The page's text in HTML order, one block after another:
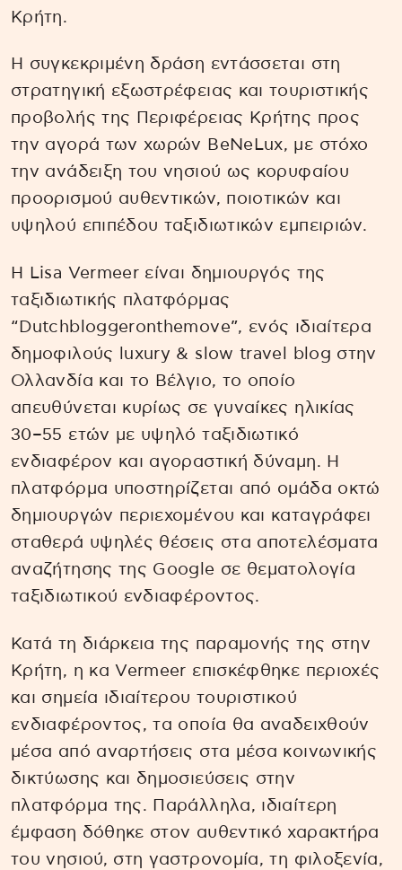
Κρήτη.
Η συγκεκριμένη δράση εντάσσεται στη
στρατηγική εξωστρέφειας και τουριστικής
προβολής της Περιφέρειας Κρήτης προς
την αγορά των χωρών BeNeLux, με στόχο
την ανάδειξη του νησιού ως κορυφαίου
προορισμού αυθεντικών, ποιοτικών και
υψηλού επιπέδου ταξιδιωτικών εμπειριών.
Η Lisa Vermeer είναι δημιουργός της
ταξιδιωτικής πλατφόρμας
“Dutchbloggeronthemove”, ενός ιδιαίτερα
δημοφιλούς luxury & slow travel blog στην
Ολλανδία και το Βέλγιο, το οποίο
απευθύνεται κυρίως σε γυναίκες ηλικίας
30–55 ετών με υψηλό ταξιδιωτικό
ενδιαφέρον και αγοραστική δύναμη. Η
πλατφόρμα υποστηρίζεται από ομάδα οκτώ
δημιουργών περιεχομένου και καταγράφει
σταθερά υψηλές θέσεις στα αποτελέσματα
αναζήτησης της Google σε θεματολογία
ταξιδιωτικού ενδιαφέροντος.
Κατά τη διάρκεια της παραμονής της στην
Κρήτη, η κα Vermeer επισκέφθηκε περιοχές
και σημεία ιδιαίτερου τουριστικού
ενδιαφέροντος, τα οποία θα αναδειχθούν
μέσα από αναρτήσεις στα μέσα κοινωνικής
δικτύωσης και δημοσιεύσεις στην
πλατφόρμα της. Παράλληλα, ιδιαίτερη
έμφαση δόθηκε στον αυθεντικό χαρακτήρα
του νησιού, στη γαστρονομία, τη φιλοξενία,